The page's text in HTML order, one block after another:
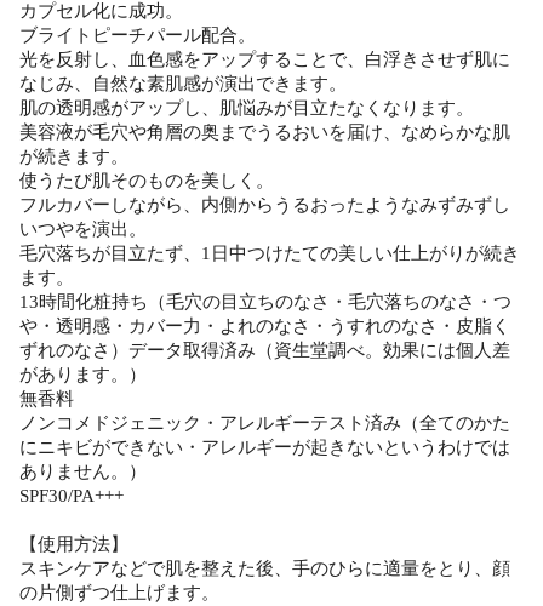
カプセル化に成功。
ブライトピーチパール配合。
光を反射し、血色感をアップすることで、白浮きさせず肌に
なじみ、自然な素肌感が演出できます。
肌の透明感がアップし、肌悩みが目立たなくなります。
美容液が毛穴や角層の奥までうるおいを届け、なめらかな肌
が続きます。
使うたび肌そのものを美しく。
フルカバーしながら、内側からうるおったようなみずみずし
いつやを演出。
毛穴落ちが目立たず、1日中つけたての美しい仕上がりが続き
ます。
13時間化粧持ち（毛穴の目立ちのなさ・毛穴落ちのなさ・つ
や・透明感・カバー力・よれのなさ・うすれのなさ・皮脂く
ずれのなさ）データ取得済み（資生堂調べ。効果には個人差
があります。）
無香料
ノンコメドジェニック・アレルギーテスト済み（全てのかた
にニキビができない・アレルギーが起きないというわけでは
ありません。）
SPF30/PA+++
【使用方法】
スキンケアなどで肌を整えた後、手のひらに適量をとり、顔
の片側ずつ仕上げます。